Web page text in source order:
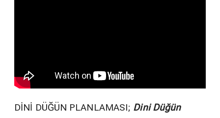
DİNİ DÜĞÜN PLANLAMASI; Dini Düğün